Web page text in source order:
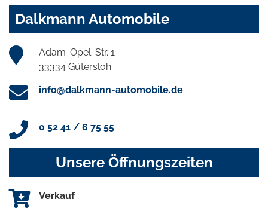
Dalkmann Automobile
Adam-Opel-Str. 1
33334 Gütersloh
info@dalkmann-automobile.de
0 52 41 / 6 75 55
Unsere Öffnungszeiten
Verkauf